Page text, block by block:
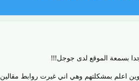
لدي 11 عنوان في مشرفي المواقع يتضمن خطأ 404. منهم 6 عناوين اعلم بمشكلتهم وهي اني غيرت روابط مقالين